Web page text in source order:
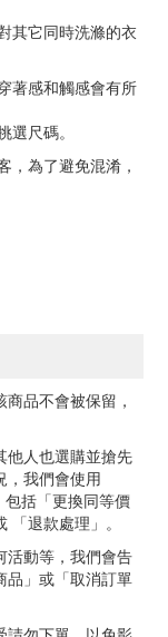
其它同時洗滌的衣
著感和觸感會有所
尺碼。
，為了避免混淆，
品不會被保留，
他人也選購並搶先
，我們會使用
括「更換同等價
退款處理」。
活動等，我們會告
品」或「取消訂單